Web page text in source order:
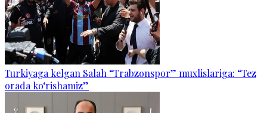
Turkiyaga kelgan Salah “Trabzonspor” muxlislariga: “Tez
orada ko‘rishamiz”